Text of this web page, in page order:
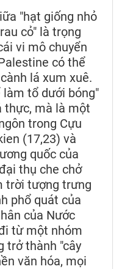
"hạt giống nhỏ
cỏ" là trọng
vi mô chuyển
có thể
lá xum xuê.
tổ dưới bóng"
thực, mà là một
trong Cựu
(17,23) và
quốc của
thụ che chở
trời tượng trưng
phổ quát của
của Nước
từ một nhóm
trở thành "cây
văn hóa, mọi